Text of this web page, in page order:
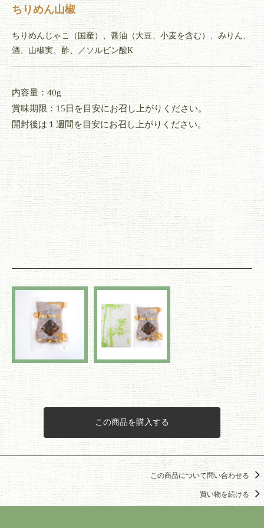
ちりめん山椒
ちりめんじゃこ（国産）、醤油（大豆、小麦を含む）、みりん、
酒、山椒実、酢、／ソルビン酸K
内容量：40g
賞味期限：15日を目安にお召し上がりください。
開封後は１週間を目安にお召し上がりください。
この商品を購入する
この商品について問い合わせる
買い物を続ける